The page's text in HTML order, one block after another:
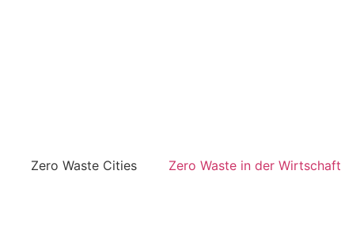
Zero Waste Cities Zero Waste in der Wirtschaft